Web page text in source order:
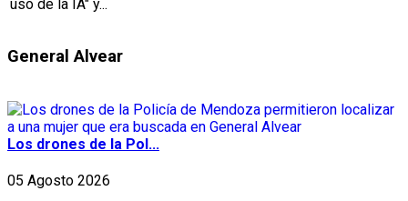
uso de la IA" y...
General Alvear
Los drones de la Pol...
05 Agosto 2026